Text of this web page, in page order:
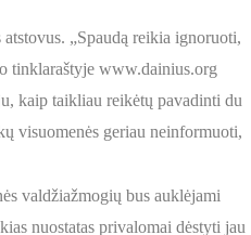
„Spaudą reikia ignoruoti,
tinklaraštyje www.dainius.org
kaip taikliau reikėtų pavadinti du
visuomenės geriau neinformuoti,
valdžiažmogių bus auklėjami
nuostatas privalomai dėstyti jau